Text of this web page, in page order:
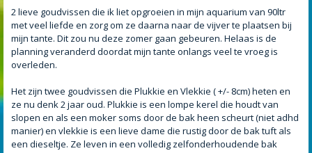
2 lieve goudvissen die ik liet opgroeien in mijn aquarium van 90ltr
met veel liefde en zorg om ze daarna naar de vijver te plaatsen bij
mijn tante. Dit zou nu deze zomer gaan gebeuren. Helaas is de
planning veranderd doordat mijn tante onlangs veel te vroeg is
overleden.
Het zijn twee goudvissen die Plukkie en Vlekkie ( +/- 8cm) heten en
ze nu denk 2 jaar oud. Plukkie is een lompe kerel die houdt van
slopen en als een moker soms door de bak heen scheurt (niet adhd
manier) en vlekkie is een lieve dame die rustig door de bak tuft als
een dieseltje. Ze leven in een volledig zelfonderhoudende bak